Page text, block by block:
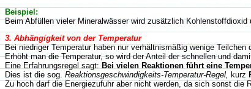
Beispiel:
Beim Abfüllen vieler Mineralwässer wird zusätzlich
3. Abhängigkeit von der Temperatur
Bei niedriger Temperatur haben nur verhältnismäßig wenige
Erhöht man die Temperatur, so wird der Anteil der schnellen und
Eine Erfahrungsregel sagt: Bei vielen Reaktionen führt eine
Dies ist die sog. Reaktionsgeschwindigkeits-Temperatur-Regel, kurz
Zu hoch darf die Energiezufuhr aber nicht werden, da sich sonst die